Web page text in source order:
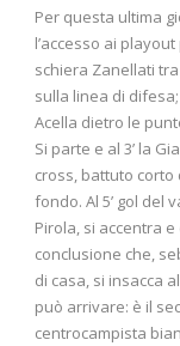
Per questa ultima
l’accesso ai
schiera Zanellati
sulla linea di
Acella dietro le
Si parte e al 3’ la
cross, battuto corto
fondo. Al 5’ gol del
Pirola, si accentra
conclusione che,
di casa, si insacca
può arrivare: è il
centrocampista